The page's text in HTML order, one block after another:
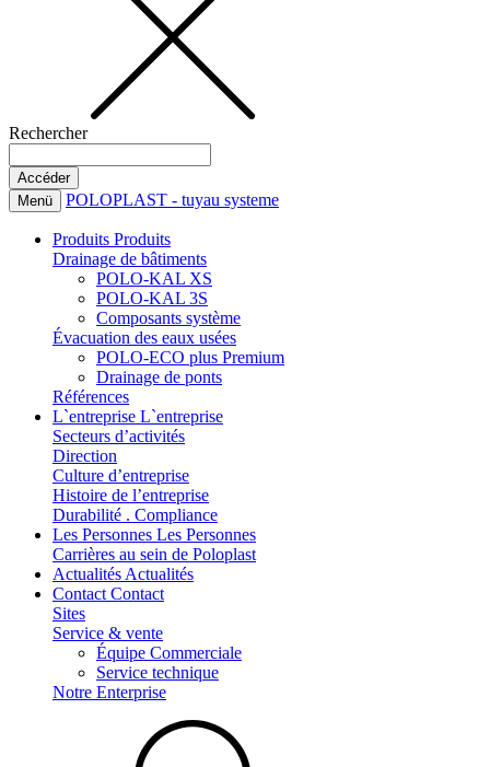
Rechercher
Menü POLOPLAST - tuyau systeme
Produits Produits
Drainage de bâtiments
POLO-KAL XS
POLO-KAL 3S
Composants système
Évacuation des eaux usées
POLO-ECO plus Premium
Drainage de ponts
Références
L`entreprise L`entreprise
Secteurs d’activités
Direction
Culture d’entreprise
Histoire de l’entreprise
Durabilité . Compliance
Les Personnes Les Personnes
Carrières au sein de Poloplast
Actualités Actualités
Contact Contact
Sites
Service & vente
Équipe Commerciale
Service technique
Notre Enterprise